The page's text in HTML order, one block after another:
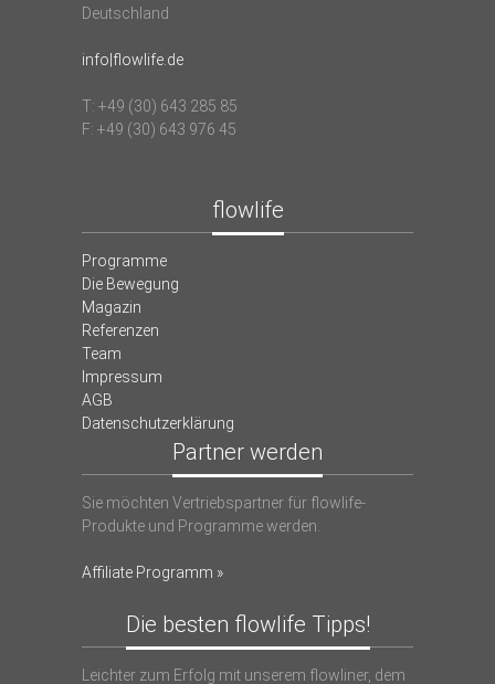
Deutschland
info|flowlife.de
T: +49 (30) 643 285 85
F: +49 (30) 643 976 45
flowlife
Programme
Die Bewegung
Magazin
Referenzen
Team
Impressum
AGB
Datenschutzerklärung
Partner werden
Sie möchten Vertriebspartner für flowlife-
Produkte und Programme werden.
Affiliate Programm »
Die besten flowlife Tipps!
Leichter zum Erfolg mit unserem flowliner, dem